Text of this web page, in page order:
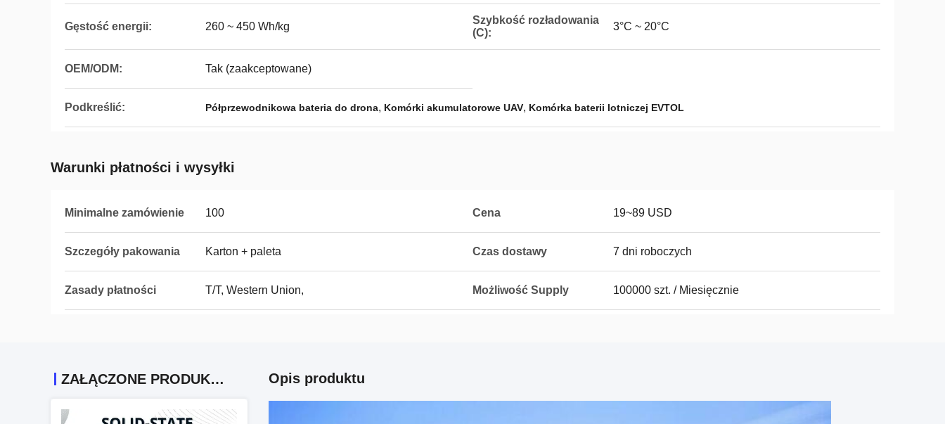
Gęstość energii: 260 ~ 450 Wh/kg
Szybkość rozładowania
(C):
3°C ~ 20°C
OEM/ODM: Tak (zaakceptowane)
Podkreślić: Półprzewodnikowa bateria do drona, Komórki akumulatorowe UAV, Komórka baterii lotniczej EVTOL
Warunki płatności i wysyłki
Minimalne zamówienie 100 Cena 19~89 USD
Szczegóły pakowania Karton + paleta Czas dostawy 7 dni roboczych
Zasady płatności T/T, Western Union, Możliwość Supply 100000 szt. / Miesięcznie
ZAŁĄCZONE PRODUKTY Opis produktu